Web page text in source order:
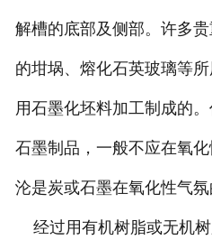
解槽的底部及侧部。许多
的坩埚、熔化石英玻璃等
用石墨化坯料加工制成的
石墨制品，一般不应在氧
沦是炭或石墨在氧化性气氛
经过用有机树脂或无机